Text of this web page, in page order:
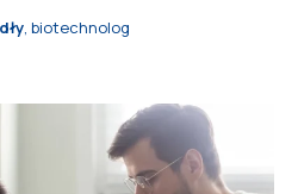
, biotechnolog